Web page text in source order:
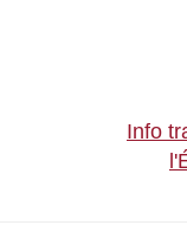
Info